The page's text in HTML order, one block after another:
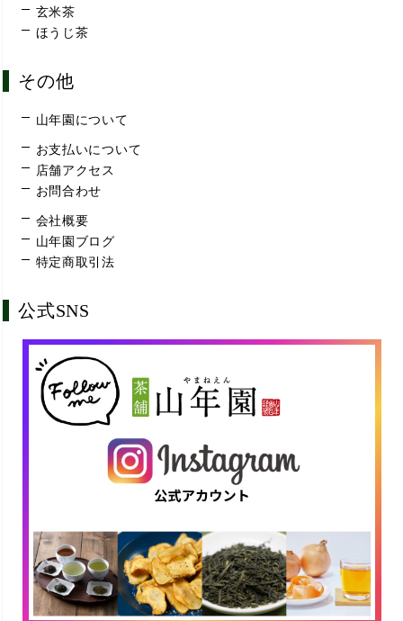
玄米茶
ほうじ茶
その他
山年園について
お支払いについて
店舗アクセス
お問合わせ
会社概要
山年園ブログ
特定商取引法
公式SNS